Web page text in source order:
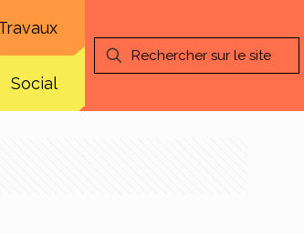
Social